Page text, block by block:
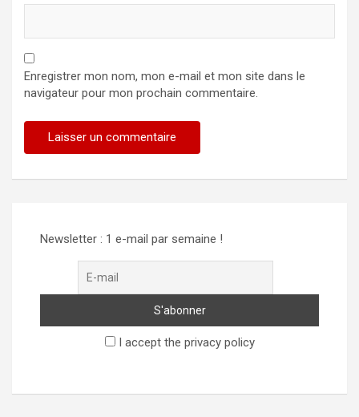
Enregistrer mon nom, mon e-mail et mon site dans le
navigateur pour mon prochain commentaire.
Newsletter : 1 e-mail par semaine !
I accept the privacy policy